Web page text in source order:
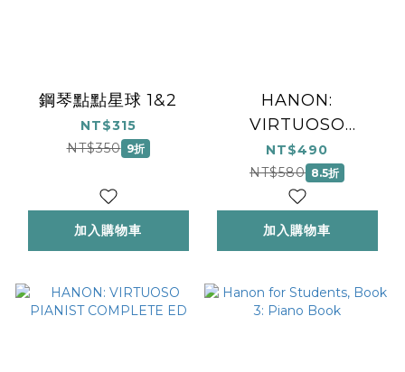
鋼琴點點星球 1&2
NT$315
NT$350 9折
加入購物車
HANON:
VIRTUOSO
PIANIST PART II
S&A
NT$490
NT$580 8.5折
加入購物車